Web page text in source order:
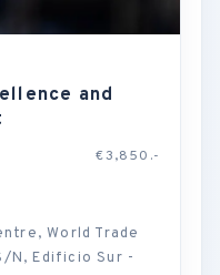
and
€3,850.-
World Trade
N, Edificio Sur -